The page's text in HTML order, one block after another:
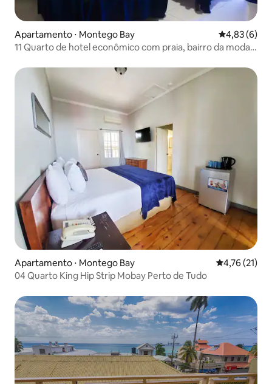
Apartamento ⋅ Montego Bay 4,83 de uma
4,83 (6)
11 Quarto de hotel econômico com praia, bairro da moda,
Apartamento ⋅ Montego Bay 4,76 de uma
4,76 (21)
04 Quarto King Hip Strip Mobay Perto de Tudo